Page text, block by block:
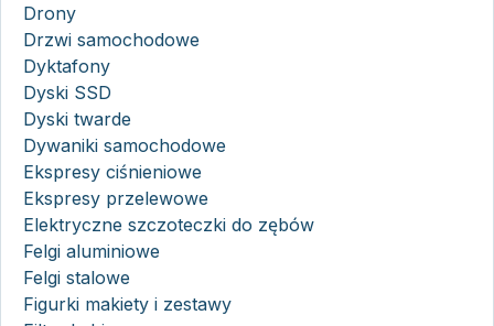
Drony
Drzwi samochodowe
Dyktafony
Dyski SSD
Dyski twarde
Dywaniki samochodowe
Ekspresy ciśnieniowe
Ekspresy przelewowe
Elektryczne szczoteczki do zębów
Felgi aluminiowe
Felgi stalowe
Figurki makiety i zestawy